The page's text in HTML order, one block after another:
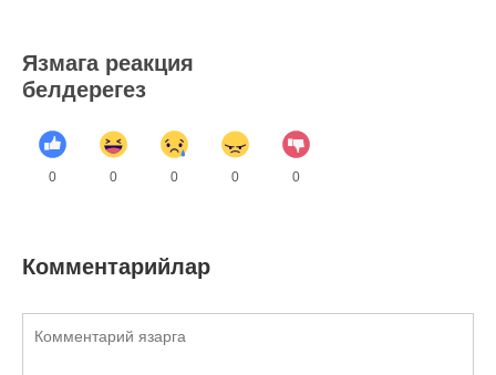
Язмага реакция
белдерегез
0 0 0 0 0
Комментарийлар